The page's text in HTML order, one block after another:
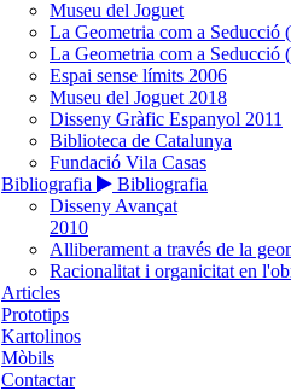
Museu del Joguet
La Geometria com a Seducció
La Geometria com a Seducció
Espai sense límits 2006
Museu del Joguet 2018
Disseny Gràfic Espanyol 2011
Biblioteca de Catalunya
Fundació Vila Casas
Bibliografia
Bibliografia
Disseny Avançat
2010
Alliberament a través de la
Racionalitat i organicitat en
Articles
Prototips
Kartolinos
Mòbils
Contactar